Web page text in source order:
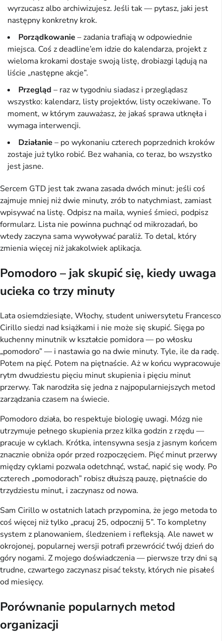
wyrzucasz albo archiwizujesz. Jeśli tak — pytasz, jaki jest
następny konkretny krok.
Porządkowanie – zadania trafiają w odpowiednie
miejsca. Coś z deadline’em idzie do kalendarza, projekt z
wieloma krokami dostaje swoją listę, drobiazgi lądują na
liście „następne akcje”.
Przegląd – raz w tygodniu siadasz i przeglądasz
wszystko: kalendarz, listy projektów, listy oczekiwane. To
moment, w którym zauważasz, że jakaś sprawa utknęła i
wymaga interwencji.
Działanie – po wykonaniu czterech poprzednich kroków
zostaje już tylko robić. Bez wahania, co teraz, bo wszystko
jest jasne.
Sercem GTD jest tak zwana zasada dwóch minut: jeśli coś
zajmuje mniej niż dwie minuty, zrób to natychmiast, zamiast
wpisywać na listę. Odpisz na maila, wynieś śmieci, podpisz
formularz. Lista nie powinna puchnąć od mikrozadań, bo
wtedy zaczyna sama wywoływać paraliż. To detal, który
zmienia więcej niż jakakolwiek aplikacja.
Pomodoro – jak skupić się, kiedy uwaga
ucieka co trzy minuty
Lata osiemdziesiąte, Włochy, student uniwersytetu Francesco
Cirillo siedzi nad książkami i nie może się skupić. Sięga po
kuchenny minutnik w kształcie pomidora — po włosku
„pomodoro” — i nastawia go na dwie minuty. Tyle, ile da radę.
Potem na pięć. Potem na piętnaście. Aż w końcu wypracowuje
rytm dwudziestu pięciu minut skupienia i pięciu minut
przerwy. Tak narodziła się jedna z najpopularniejszych metod
zarządzania czasem na świecie.
Pomodoro działa, bo respektuje biologię uwagi. Mózg nie
utrzymuje pełnego skupienia przez kilka godzin z rzędu —
pracuje w cyklach. Krótka, intensywna sesja z jasnym końcem
znacznie obniża opór przed rozpoczęciem. Pięć minut przerwy
między cyklami pozwala odetchnąć, wstać, napić się wody. Po
czterech „pomodorach” robisz dłuższą pauzę, piętnaście do
trzydziestu minut, i zaczynasz od nowa.
Sam Cirillo w ostatnich latach przypomina, że jego metoda to
coś więcej niż tylko „pracuj 25, odpocznij 5”. To kompletny
system z planowaniem, śledzeniem i refleksją. Ale nawet w
okrojonej, popularnej wersji potrafi przewrócić twój dzień do
góry nogami. Z mojego doświadczenia — pierwsze trzy dni są
trudne, czwartego zaczynasz pisać teksty, których nie pisałeś
od miesięcy.
Porównanie popularnych metod
organizacji